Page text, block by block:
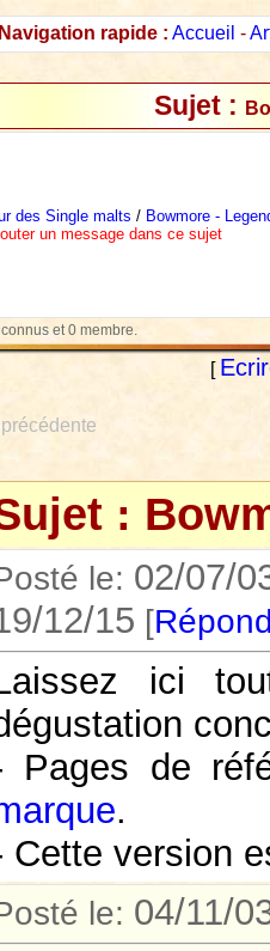
Navigation rapide : Accueil -
Sujet :
des Single malts / Bowmore -
un message dans ce sujet
et 0 membre.
[
:
le: 02/07/
12/15 [
ici
Pages de
.
Cette version
le: 04/11/